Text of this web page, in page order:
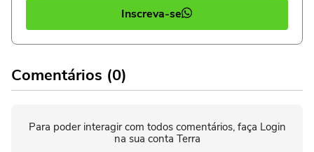
Inscreva-se
Comentários (0)
Para poder interagir com todos comentários, faça Login
na sua conta Terra